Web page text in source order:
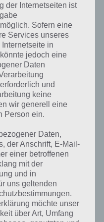
jedem Spieler anders ist,
weshalb du über
zu jedem Sachverhalt die
zu 94%
inunsere
App! Dort
Suche
und
300 Level
Hilfe, indem du in der App
sind, hast du hier stets
der Internetseiten ist
Sofern eine
Services unseres
in
jedoch eine
Daten
und
keine
wir generell eine
Person ein.
Daten,
der Anschrift, E-Mail-
einer betroffenen
mit der
und in
uns geltenden
möchte unser
über Art, Umfang